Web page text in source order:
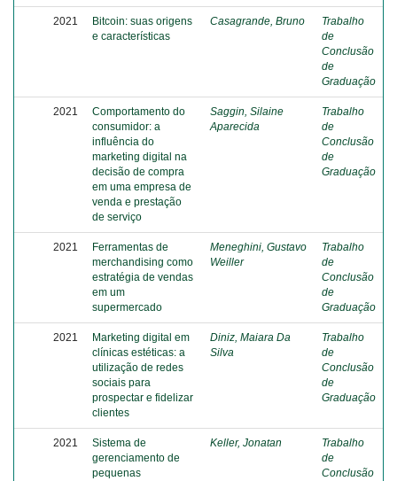
2021
Bitcoin: suas origens
e características
Casagrande, Bruno
Trabalho
de
Conclusão
de
Graduação
2021
Comportamento do
consumidor: a
influência do
marketing digital na
decisão de compra
em uma empresa de
venda e prestação
de serviço
Saggin, Silaine
Aparecida
Trabalho
de
Conclusão
de
Graduação
2021
Ferramentas de
merchandising como
estratégia de vendas
em um
supermercado
Meneghini, Gustavo
Weiller
Trabalho
de
Conclusão
de
Graduação
2021
Marketing digital em
clínicas estéticas: a
utilização de redes
sociais para
prospectar e fidelizar
clientes
Diniz, Maiara Da
Silva
Trabalho
de
Conclusão
de
Graduação
2021
Sistema de
gerenciamento de
pequenas
Keller, Jonatan
Trabalho
de
Conclusão